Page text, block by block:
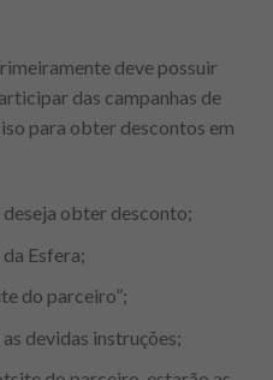
deve possuir
das campanhas de
para obter descontos em
obter desconto;
Esfera;
do parceiro”;
devidas instruções;